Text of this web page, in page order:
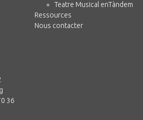
Teatre Musical enTàndem
Ressources
Nous contacter
36